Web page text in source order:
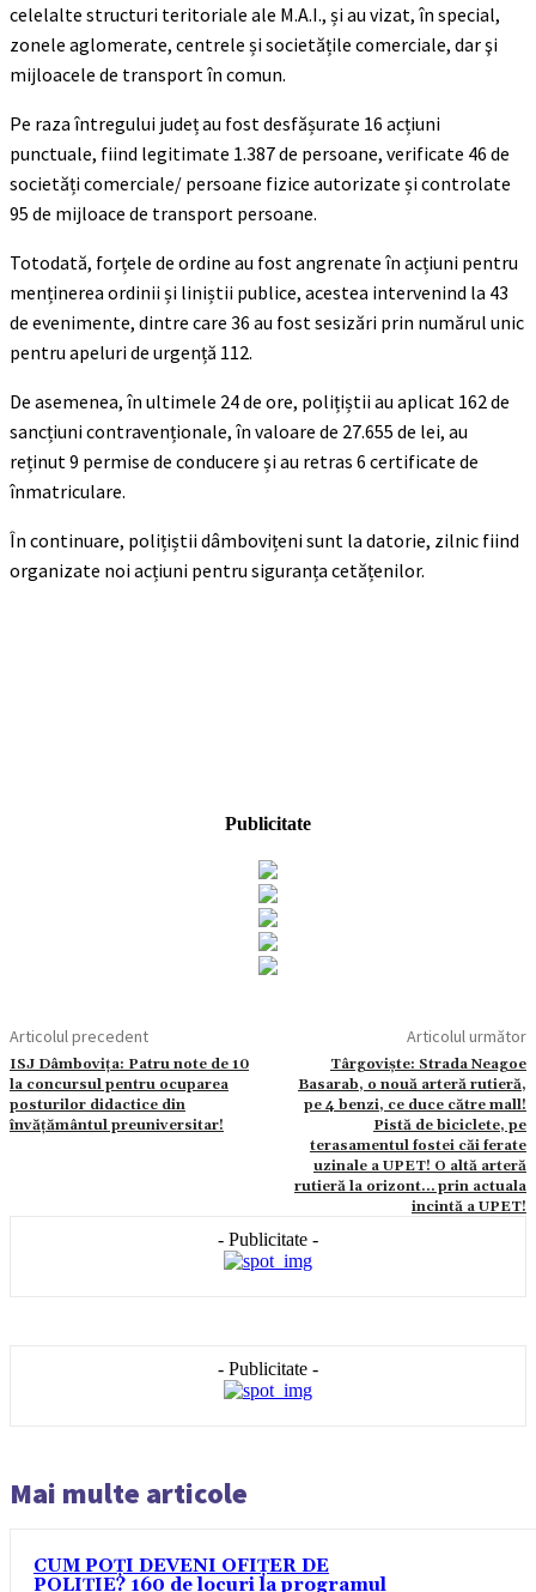
celelalte structuri teritoriale ale M.A.I., și au vizat, în special,
zonele aglomerate, centrele și societățile comerciale, dar şi
mijloacele de transport în comun.
Pe raza întregului județ au fost desfășurate 16 acțiuni
punctuale, fiind legitimate 1.387 de persoane, verificate 46 de
societăți comerciale/ persoane fizice autorizate și controlate
95 de mijloace de transport persoane.
Totodată, forțele de ordine au fost angrenate în acțiuni pentru
menținerea ordinii și liniștii publice, acestea intervenind la 43
de evenimente, dintre care 36 au fost sesizări prin numărul unic
pentru apeluri de urgență 112.
De asemenea, în ultimele 24 de ore, polițiștii au aplicat 162 de
sancțiuni contravenționale, în valoare de 27.655 de lei, au
reținut 9 permise de conducere și au retras 6 certificate de
înmatriculare.
În continuare, polițiștii dâmbovițeni sunt la datorie, zilnic fiind
organizate noi acțiuni pentru siguranța cetățenilor.
Publicitate
Articolul precedent
ISJ Dâmbovița: Patru note de 10
la concursul pentru ocuparea
posturilor didactice din
învățământul preuniversitar!
Articolul următor
Târgoviște: Strada Neagoe
Basarab, o nouă arteră rutieră,
pe 4 benzi, ce duce către mall!
Pistă de biciclete, pe
terasamentul fostei căi ferate
uzinale a UPET! O altă arteră
rutieră la orizont… prin actuala
incintă a UPET!
- Publicitate -
- Publicitate -
Mai multe articole
CUM POȚI DEVENI OFIȚER DE
POLIȚIE? 160 de locuri la programul